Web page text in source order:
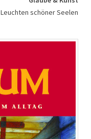
schöner Seelen
unter hohem Gewölbe